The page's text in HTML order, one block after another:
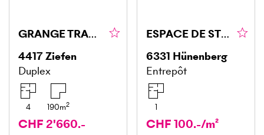
GRANGE TRANSFORMÉE AVEC GRAND ESPACE LOFT
4417Ziefen
Duplex
4 190m2
CHF 2'660.-
ESPACE DE STOCKAGE AVANTAGEUX AVEC ASCENSEUR
6331 Hünenberg
Entrepôt
1
CHF 100.-/m²